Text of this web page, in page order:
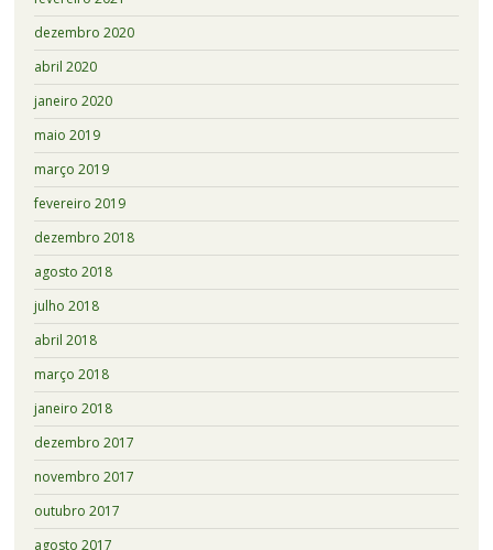
dezembro 2020
abril 2020
janeiro 2020
maio 2019
março 2019
fevereiro 2019
dezembro 2018
agosto 2018
julho 2018
abril 2018
março 2018
janeiro 2018
dezembro 2017
novembro 2017
outubro 2017
agosto 2017